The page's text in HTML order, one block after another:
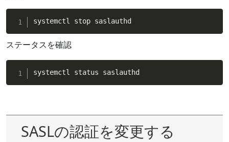
systemctl stop saslauthd
ステータスを確認
systemctl status saslauthd
SASLの認証を変更する